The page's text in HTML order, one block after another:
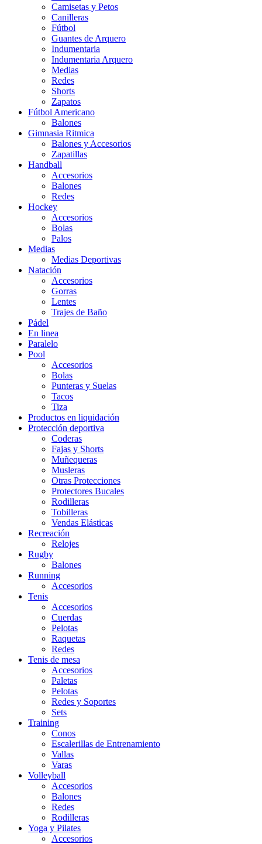
Camisetas y Petos
Canilleras
Fútbol
Guantes de Arquero
Indumentaria
Indumentaria Arquero
Medias
Redes
Shorts
Zapatos
Fútbol Americano
Balones
Gimnasia Ritmica
Balones y Accesorios
Zapatillas
Handball
Accesorios
Balones
Redes
Hockey
Accesorios
Bolas
Palos
Medias
Medias Deportivas
Natación
Accesorios
Gorras
Lentes
Trajes de Baño
Pádel
En linea
Paralelo
Pool
Accesorios
Bolas
Punteras y Suelas
Tacos
Tiza
Productos en liquidación
Protección deportiva
Coderas
Fajas y Shorts
Muñequeras
Musleras
Otras Protecciones
Protectores Bucales
Rodilleras
Tobilleras
Vendas Elásticas
Recreación
Relojes
Rugby
Balones
Running
Accesorios
Tenis
Accesorios
Cuerdas
Pelotas
Raquetas
Redes
Tenis de mesa
Accesorios
Paletas
Pelotas
Redes y Soportes
Sets
Training
Conos
Escalerillas de Entrenamiento
Vallas
Varas
Volleyball
Accesorios
Balones
Redes
Rodilleras
Yoga y Pilates
Accesorios